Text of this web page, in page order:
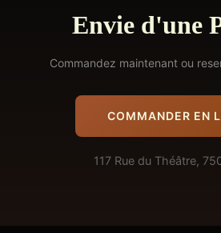
Envie d'une
Commandez maintenant ou
COMMANDER EN
117 Rue du Théâtre,